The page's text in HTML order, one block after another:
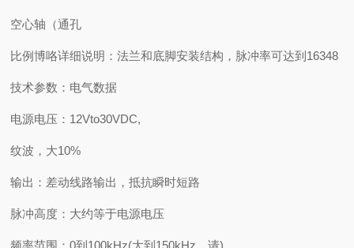
空心轴（通孔
比例博咯详细说明：法兰和底脚安装结构，脉冲率可达到16348
技术参数：电气数据
电源电压：12Vto30VDC,
纹波，大10%
输出：差动线路输出，抵抗瞬时短路
脉冲高度：大约等于电源电压
频率范围：0到100kHz(大到150kHz，请)